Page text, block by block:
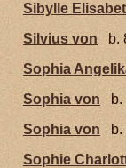
Sibylle
Silvius von
b.
Sophia
Sophia von
Sophia von
Sophie